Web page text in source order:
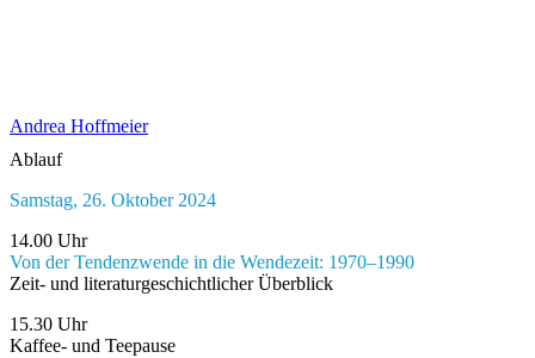
Andrea Hoffmeier
Ablauf
Samstag, 26. Oktober 2024
14.00 Uhr
Von der Tendenzwende in die Wendezeit: 1970–1990
Zeit- und literaturgeschichtlicher Überblick
15.30 Uhr
Kaffee- und Teepause